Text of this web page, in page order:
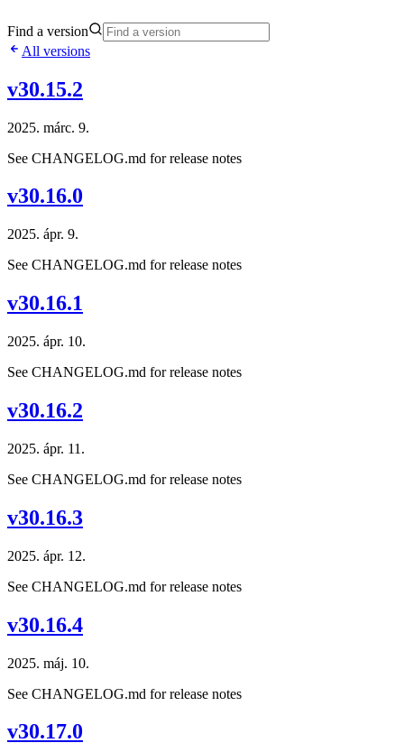
Find a version
All versions
v30.15.2
2025. márc. 9.
See CHANGELOG.md for release notes
v30.16.0
2025. ápr. 9.
See CHANGELOG.md for release notes
v30.16.1
2025. ápr. 10.
See CHANGELOG.md for release notes
v30.16.2
2025. ápr. 11.
See CHANGELOG.md for release notes
v30.16.3
2025. ápr. 12.
See CHANGELOG.md for release notes
v30.16.4
2025. máj. 10.
See CHANGELOG.md for release notes
v30.17.0